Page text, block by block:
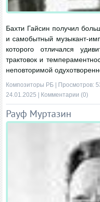
Бахти Гайсин получил
и самобытный музыкант-
которого отличался
трактовок и
неповторимой
Композиторы РБ | Просмотров:
24.01.2025
Комментарии (0)
Рауф Муртазин